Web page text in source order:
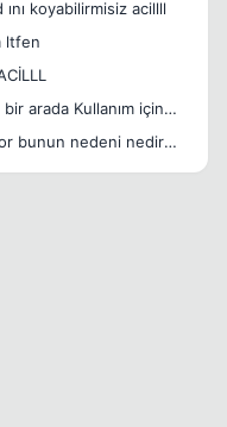
Torque yeni sürümünün download ını koyabilirmisiz acillll
ltfen
arada Kullanım için
bunun nedeni nedir